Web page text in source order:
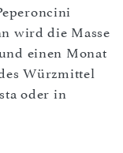
wird die Masse
einen Monat
Würzmittel
oder in